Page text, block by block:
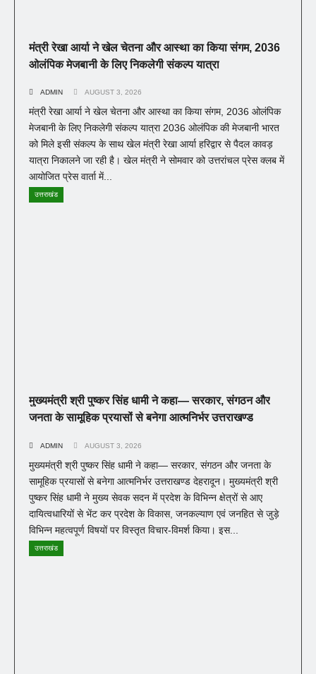
मंत्री रेखा आर्या ने खेल चेतना और आस्था का किया संगम, 2036
ओलंपिक मेजबानी के लिए निकलेगी संकल्प यात्रा
ADMIN AUGUST 3, 2026
मंत्री रेखा आर्या ने खेल चेतना और आस्था का किया संगम, 2036 ओलंपिक
मेजबानी के लिए निकलेगी संकल्प यात्रा 2036 ओलंपिक की मेजबानी भारत
को मिले इसी संकल्प के साथ खेल मंत्री रेखा आर्या हरिद्वार से पैदल कावड़
यात्रा निकालने जा रही है। खेल मंत्री ने सोमवार को उत्तरांचल प्रेस क्लब में
आयोजित प्रेस वार्ता में...
उत्तराखंड
मुख्यमंत्री श्री पुष्कर सिंह धामी ने कहा— सरकार, संगठन और
जनता के सामूहिक प्रयासों से बनेगा आत्मनिर्भर उत्तराखण्ड
ADMIN AUGUST 3, 2026
मुख्यमंत्री श्री पुष्कर सिंह धामी ने कहा— सरकार, संगठन और जनता के
सामूहिक प्रयासों से बनेगा आत्मनिर्भर उत्तराखण्ड देहरादून। मुख्यमंत्री श्री
पुष्कर सिंह धामी ने मुख्य सेवक सदन में प्रदेश के विभिन्न क्षेत्रों से आए
दायित्वधारियों से भेंट कर प्रदेश के विकास, जनकल्याण एवं जनहित से जुड़े
विभिन्न महत्वपूर्ण विषयों पर विस्तृत विचार-विमर्श किया। इस...
उत्तराखंड